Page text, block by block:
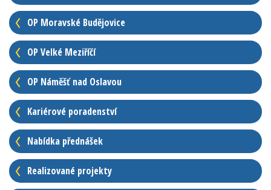
OP Moravské Budějovice
OP Velké Meziříčí
OP Náměšť nad Oslavou
Kariérové poradenství
Nabídka přednášek
Realizované projekty